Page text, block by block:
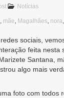
Notícias
mãe Magalhães nora
sociais,
feita nesta
Santana,
algo mais
foto com todos